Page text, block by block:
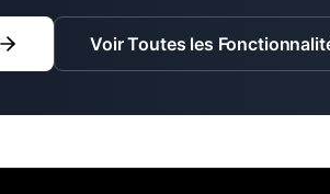
Voir Toutes les